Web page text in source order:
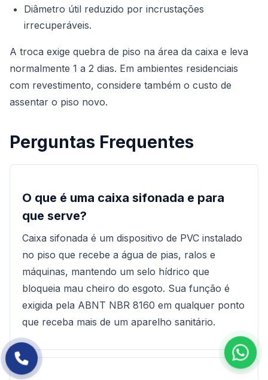
Diâmetro útil reduzido por incrustações
irrecuperáveis.
A troca exige quebra de piso na área da caixa e leva
normalmente 1 a 2 dias. Em ambientes residenciais
com revestimento, considere também o custo de
assentar o piso novo.
Perguntas Frequentes
O que é uma caixa sifonada e para
que serve?
Caixa sifonada é um dispositivo de PVC instalado
no piso que recebe a água de pias, ralos e
máquinas, mantendo um selo hídrico que
bloqueia mau cheiro do esgoto. Sua função é
exigida pela ABNT NBR 8160 em qualquer ponto
que receba mais de um aparelho sanitário.